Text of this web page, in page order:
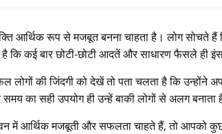
आर्थिक रूप से मजबूत बनना चाहता है। लोग सोचते हैं
कि कई बार छोटी-छोटी आदतें और साधारण फैसले ही
लोगों की जिंदगी को देखें तो पता चलता है कि
का सही उपयोग ही उन्हें बाकी लोगों से अलग बनाता
में आर्थिक मजबूती और सफलता चाहते हैं, तो आपको कुछ